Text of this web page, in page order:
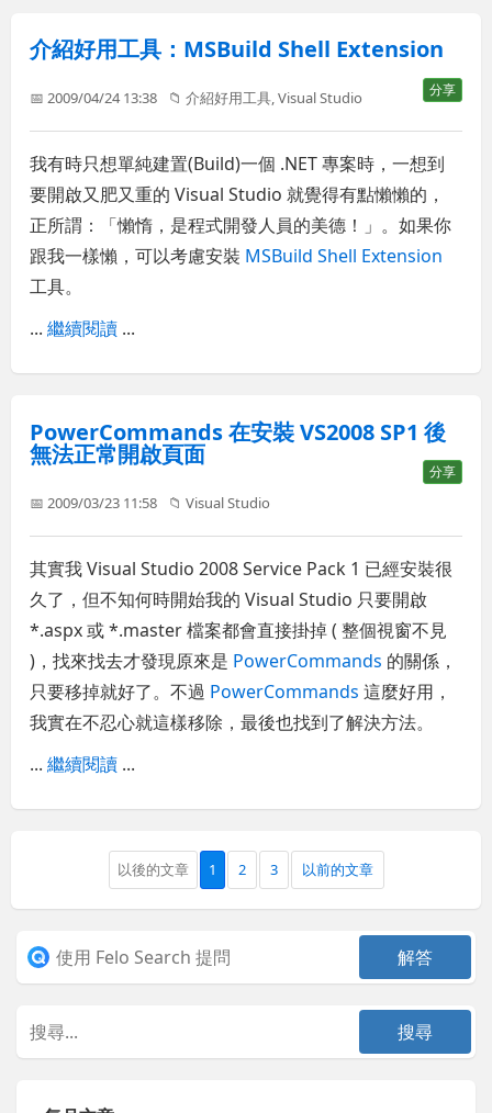
介紹好用工具：MSBuild Shell Extension
分享
📅 2009/04/24 13:38 📁介紹好用工具,Visual Studio
我有時只想單純建置(Build)一個 .NET 專案時，一想到
要開啟又肥又重的 Visual Studio 就覺得有點懶懶的，
正所謂：「懶惰，是程式開發人員的美德！」。如果你
跟我一樣懶，可以考慮安裝 MSBuild Shell Extension
工具。
...繼續閱讀 ...
PowerCommands 在安裝 VS2008 SP1 後
無法正常開啟頁面
分享
📅 2009/03/23 11:58 📁Visual Studio
其實我 Visual Studio 2008 Service Pack 1 已經安裝很
久了，但不知何時開始我的 Visual Studio 只要開啟
*.aspx 或 *.master 檔案都會直接掛掉 ( 整個視窗不見
)，找來找去才發現原來是 PowerCommands 的關係，
只要移掉就好了。不過 PowerCommands 這麼好用，
我實在不忍心就這樣移除，最後也找到了解決方法。
...繼續閱讀 ...
以後的文章 1 2 3 以前的文章